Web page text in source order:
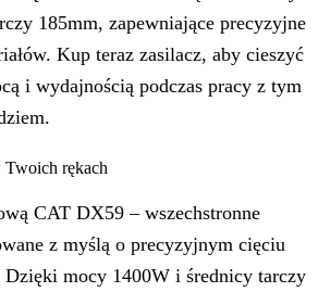
185mm, zapewniające precyzyjne
Kup teraz zasilacz, aby cieszyć
i wydajnością podczas pracy z tym
rękach
CAT DX59 – wszechstronne
z myślą o precyzyjnym cięciu
Dzięki mocy 1400W i średnicy tarczy